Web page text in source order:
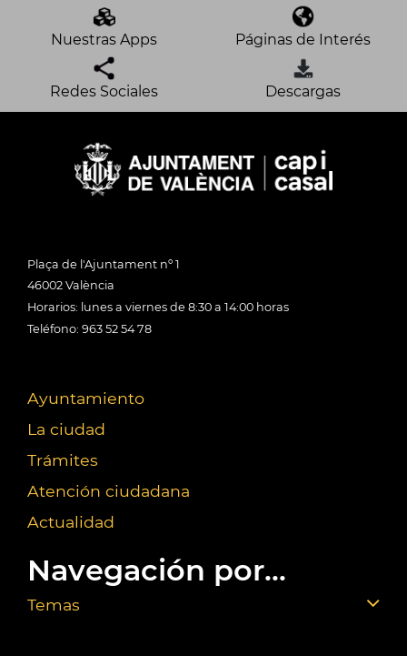
Nuestras Apps Páginas de Interés
Redes Sociales Descargas
Plaça de l'Ajuntament nº 1
46002 València
Horarios: lunes a viernes de 8:30 a 14:00 horas
Teléfono: 963 52 54 78
Ayuntamiento
La ciudad
Trámites
Atención ciudadana
Actualidad
Navegación por...
Temas